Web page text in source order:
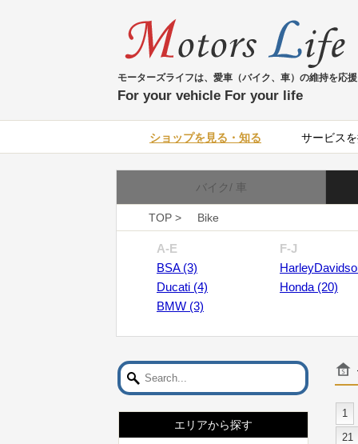
モーターズライフは、愛車（バイク、車）の維持を応援
For your vehicle For your life
ショップを見る・知る サービス
バイク/ 車
TOP > Bike
A-E
BSA (3)
Ducati (4)
BMW (3)
F-J
Honda (20)
エリアから探す
1
21